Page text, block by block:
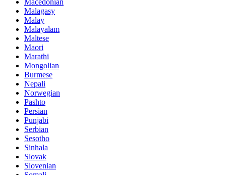
Macedonian
Malagasy
Malay
Malayalam
Maltese
Maori
Marathi
Mongolian
Burmese
Nepali
Norwegian
Pashto
Persian
Punjabi
Serbian
Sesotho
Sinhala
Slovak
Slovenian